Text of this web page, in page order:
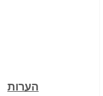
הערות